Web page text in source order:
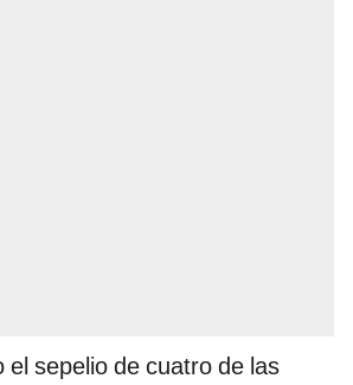
el sepelio de cuatro de las